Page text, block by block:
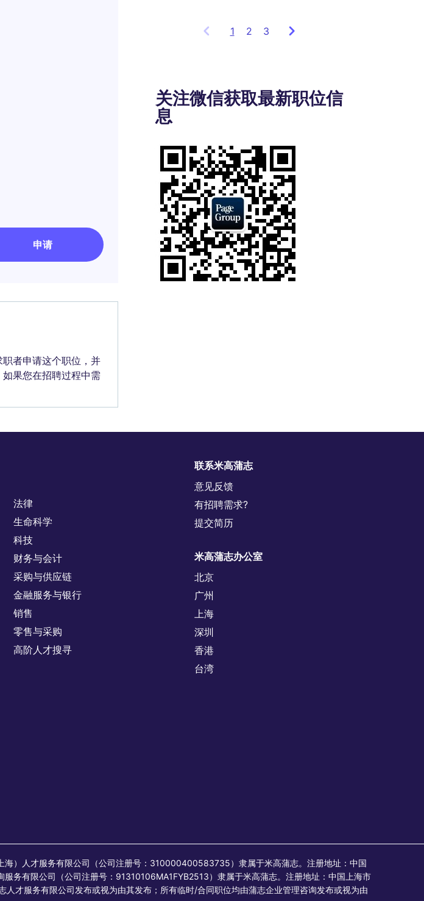
申请
者申请这个职位，并
果您在招聘过程中需
1 Showing
3
of
2 3
关注微信获取最新职位信
息
法律
生命科学
科技
财务与会计
采购与供应链
金融服务与银行
销售
零售与采购
高阶人才搜寻
联系米高蒲志
意见反馈
有招聘需求?
提交简历
米高蒲志办公室
北京
广州
上海
深圳
香港
台湾
）人才服务有限公司（公司注册号：310000400583735）隶属于米高蒲志。注册地址：中国
务有限公司（公司注册号：91310106MA1FYB2513）隶属于米高蒲志。注册地址：中国上海市
才服务有限公司发布或视为由其发布；所有临时/合同职位均由蒲志企业管理咨询发布或视为由